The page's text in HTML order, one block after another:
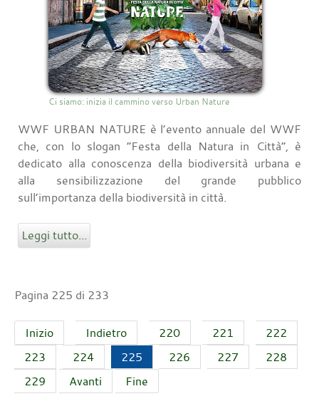
Ci siamo: inizia il cammino verso Urban Nature
WWF URBAN NATURE è l’evento annuale del WWF
che, con lo slogan “Festa della Natura in Città”, è
dedicato alla conoscenza della biodiversità urbana e
alla sensibilizzazione del grande pubblico
sull’importanza della biodiversità in città.
Leggi tutto...
Pagina 225 di 233
Inizio Indietro 220 221
222
223
224 225 226 227
228
229
Avanti Fine